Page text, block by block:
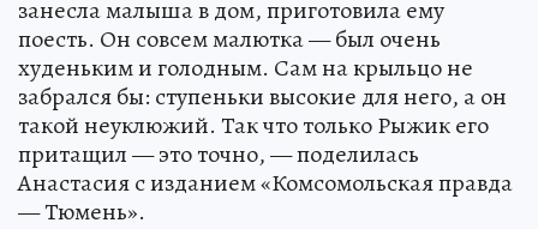
занесла малыша в дом, приготовила ему
поесть. Он совсем малютка — был очень
худеньким и голодным. Сам на крыльцо не
забрался бы: ступеньки высокие для него, а он
такой неуклюжий. Так что только Рыжик его
притащил — это точно, — поделилась
Анастасия с изданием «Комсомольская правда
— Тюмень».